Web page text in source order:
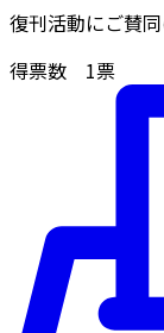
復刊活動にご賛
得票数 1票